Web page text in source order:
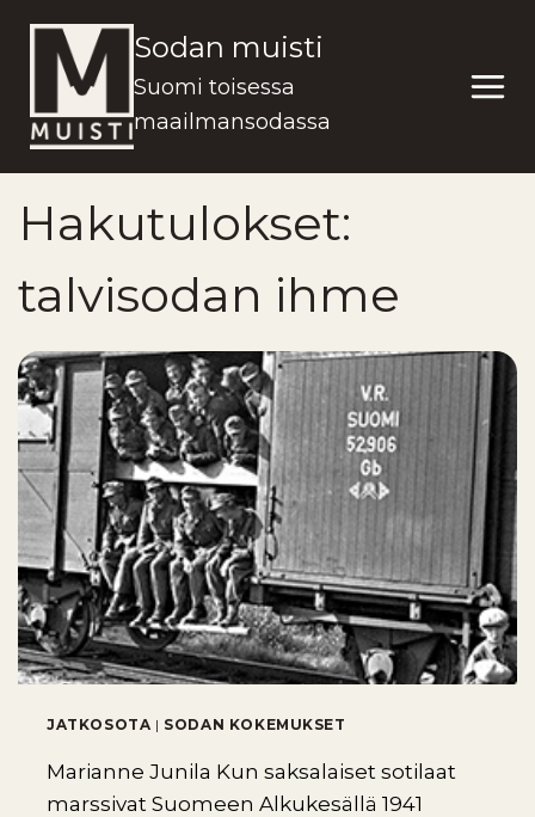
sisältöön
Sodan muisti
Suomi toisessa
maailmansodassa
Hakutulokset:
talvisodan ihme
JATKOSOTA | SODAN KOKEMUKSET
Marianne Junila Kun saksalaiset sotilaat
marssivat Suomeen Alkukesällä 1941